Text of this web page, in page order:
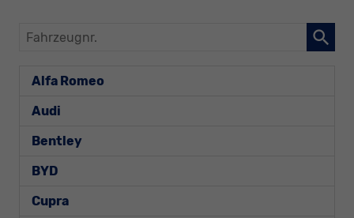
Fahrzeugnr.
Alfa Romeo
Audi
Bentley
BYD
Cupra